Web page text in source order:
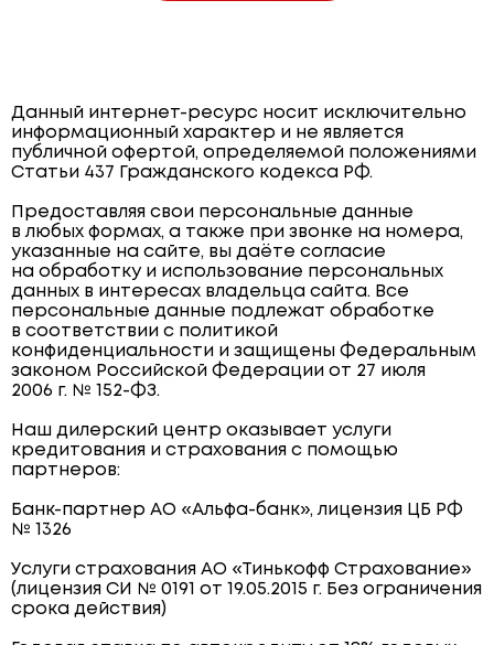
Данный интернет-ресурс носит исключительно
информационный характер и не является
публичной офертой, определяемой положениями
Статьи 437 Гражданского кодекса РФ.
Предоставляя свои персональные данные
в любых формах, а также при звонке на номера,
указанные на сайте, вы даёте согласие
на обработку и использование персональных
данных в интересах владельца сайта. Все
персональные данные подлежат обработке
в соответствии с политикой
конфиденциальности и защищены Федеральным
законом Российской Федерации от 27 июля
2006 г. № 152-ФЗ.
Наш дилерский центр оказывает услуги
кредитования и страхования с помощью
партнеров:
Банк-партнер АО «Альфа-банк», лицензия ЦБ РФ
№ 1326
Услуги страхования АО «Тинькофф Страхование»
(лицензия СИ № 0191 от 19.05.2015 г. Без ограничения
срока действия)